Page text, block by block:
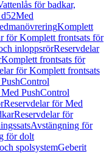
för badkar,
Med
Komplett
för Komplett frontsats för
inloppsrörReservdelar
Komplett frontsats för
för Komplett frontsats
PushControl
Reservdelar för Med
Reservdelar för
Avstängning för
för dolt
spolsystemGeberit